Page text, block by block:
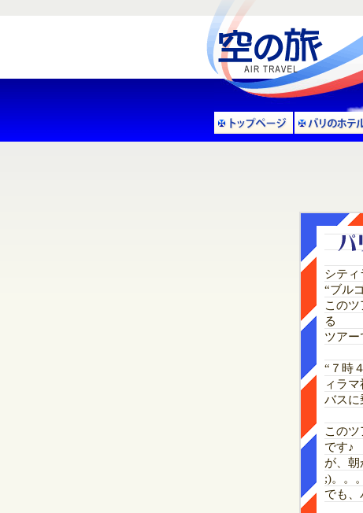
シティ
“ブル
このツ
る
ツアー
“７時
ィラマ
バスに
この
です♪
が、
;)。。。
でも、